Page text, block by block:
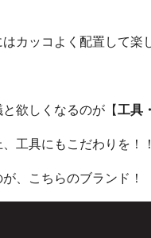
カッコよく配置して楽
欲しくなるのが【工具
工具にもこだわりを！！
、こちらのブランド！